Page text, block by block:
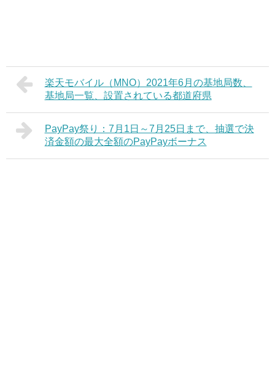
楽天モバイル（MNO）2021年6月の基地局数、
基地局一覧、設置されている都道府県
PayPay祭り：7月1日～7月25日まで、抽選で決
済金額の最大全額のPayPayボーナス